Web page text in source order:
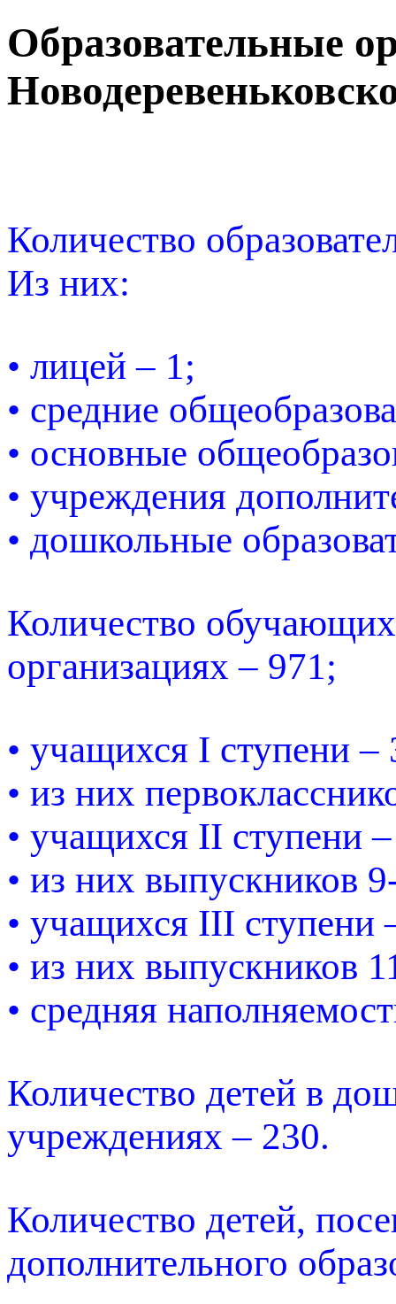
Образовательные
Количество
Из них:
• лицей – 1;
• средние
• основные
• учреждения
• дошкольные
Количество
организациях – 971;
• учащихся I ступени –
• из них
• учащихся II ступени
• из них выпускников
• учащихся III ступени
• из них выпускников
• средняя
Количество детей в
учреждениях – 230.
Количество детей,
дополнительного